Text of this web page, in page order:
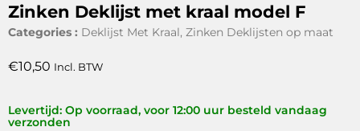
Zinken Deklijst met kraal model F
Categories : Deklijst Met Kraal, Zinken Deklijsten op maat
€10,50 Incl. BTW
Levertijd: Op voorraad, voor 12:00 uur besteld vandaag
verzonden